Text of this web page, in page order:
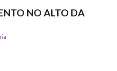
NO ALTO DA